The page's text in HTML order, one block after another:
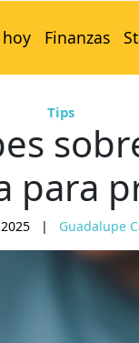
Finanzas
Tips
para
| Guadalupe